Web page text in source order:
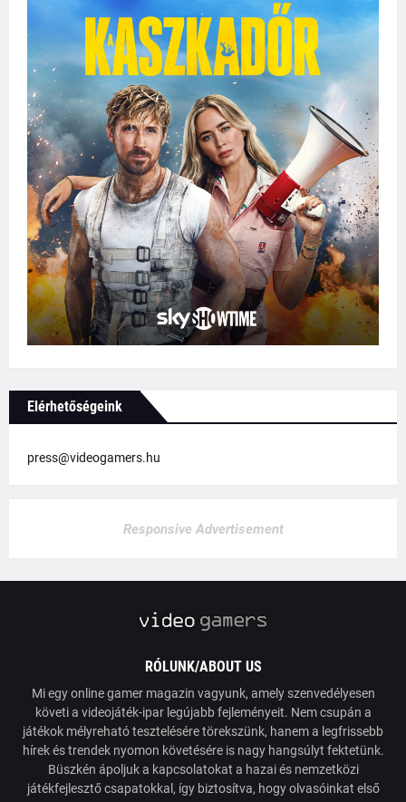
Elérhetőségeink
press@videogamers.hu
Responsive Advertisement
RÓLUNK/ABOUT US
Mi egy online gamer magazin vagyunk, amely szenvedélyesen
követi a videojáték-ipar legújabb fejleményeit. Nem csupán a
játékok mélyreható tesztelésére törekszünk, hanem a legfrissebb
hírek és trendek nyomon követésére is nagy hangsúlyt fektetünk.
Büszkén ápoljuk a kapcsolatokat a hazai és nemzetközi
játékfejlesztő csapatokkal, így biztosítva, hogy olvasóinkat első